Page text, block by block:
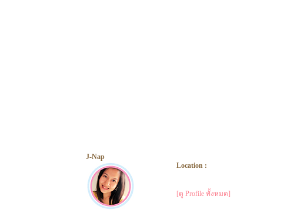
J-Nap
Location :
[ดู Profile ทั้งหมด]